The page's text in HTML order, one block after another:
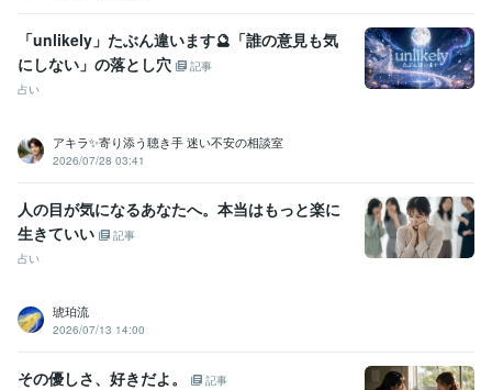
「unlikely」たぶん違います🔮「誰の意見も気
にしない」の落とし穴
記事
占い
アキラ✨寄り添う聴き手 迷い不安の相談室
2026/07/28 03:41
人の目が気になるあなたへ。本当はもっと楽に
生きていい
記事
占い
琥珀流
2026/07/13 14:00
その優しさ、好きだよ。
記事